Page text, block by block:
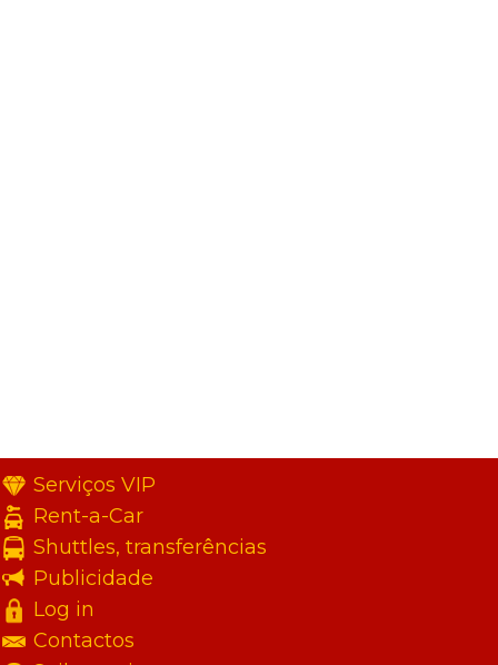
Serviços VIP
Rent-a-Car
Shuttles, transferências
Publicidade
Log in
Contactos